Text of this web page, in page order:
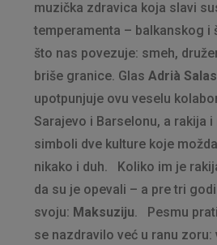
muzička zdravica koja slavi
temperamenta – balkanskog i
što nas povezuje: smeh,
briše granice. Glas Adrià
upotpunjuje ovu veselu
Sarajevo i Barselonu, a rakija
simboli dve kulture koje
nikako i duh. Koliko im je
da su je opevali – a pre tri
svoju: Maksuziju. Pesmu
se nazdravilo već u ranu zoru: